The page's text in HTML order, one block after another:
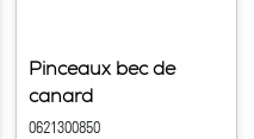
Pinceaux bec de
canard
0621300850